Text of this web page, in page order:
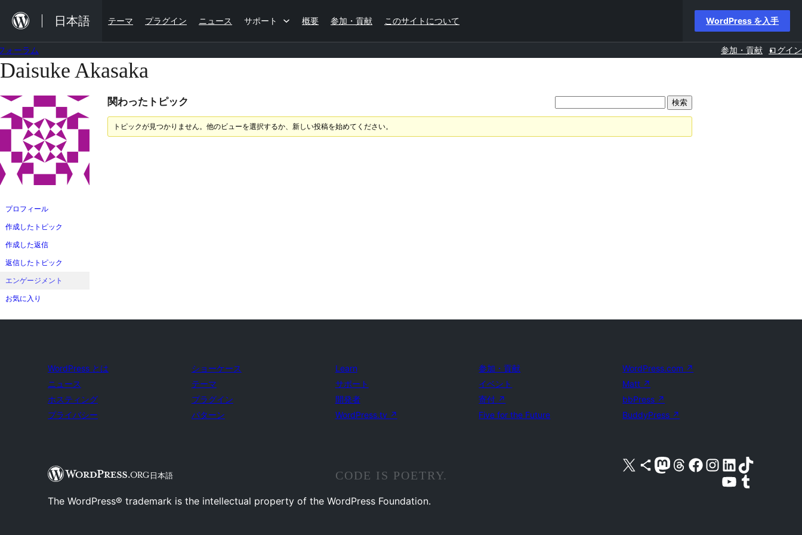
を
ス
キ
ッ
プ
日本語 テーマ プラグイン ニュース サポート 概要 参加・貢献 このサイトについて WordPress を入手
ォーラム 参加・貢献 ログイン
コ
テ
ン
ス
ッ
プ
Daisuke Akasaka
プロフィール
作成したトピック
作成した返信
返信したトピック
エンゲージメント
お気に入り
関わったトピック
トピックが見つかりません。他のビューを選択するか、新しい投稿を始めてください。
WordPress とは
ニュース
ホスティング
プライバシー
ショーケース
テーマ
プラグイン
パターン
Learn
サポート
開発者
WordPress.tv ↗
参加・貢献
イベント
寄付 ↗
Five for the Future
WordPress.com ↗
Matt ↗
bbPress ↗
BuddyPress ↗
日本語
X (旧 Twitter) アカウントへ Bluesky アカウントへ Mastodon アカウントへ Threads アカウントへ Facebook ページへ Instagram アカウントへ LinkedIn アカウントへTikTok アカウントへ
YouTube チャンネルへ Tumblr アカウントへ
CODE IS POETRY.
The WordPress® trademark is the intellectual property of the WordPress Foundation.